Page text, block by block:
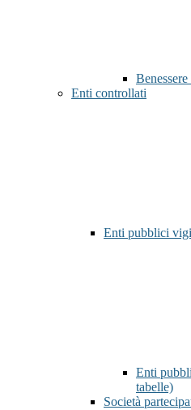
Enti controllati
Enti pubblici
Enti
tabelle)
Società